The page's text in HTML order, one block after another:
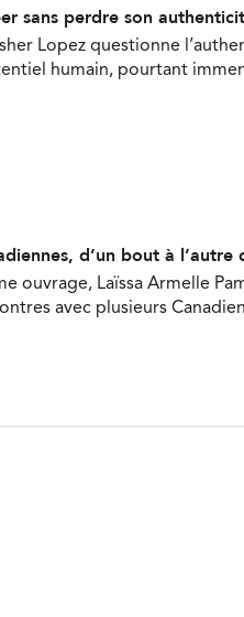
sans perdre son
Lopez questionne
humain, pourtant
d’un bout à l’autre
ouvrage, Laïssa Armelle
avec plusieurs